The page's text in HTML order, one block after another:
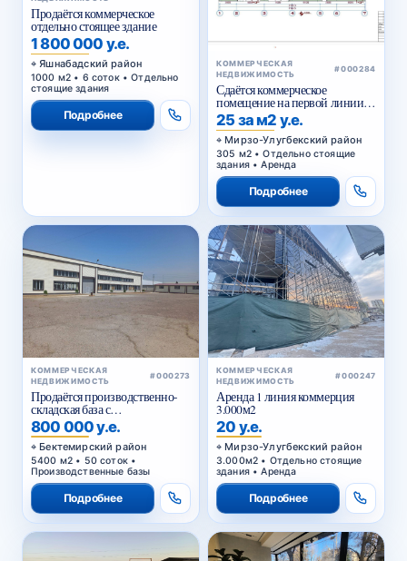
Продаётся коммерческое
отдельно стоящее здание
1 800 000 у.е.
Яшнабадский район
1000 м2 • 6 соток • Отдельно
стоящие здания
Подробнее
КОММЕРЧЕСКАЯ
НЕДВИЖИМОСТЬ
#000284
Сдаётся коммерческое
помещение на первой линии
Сайрам
25 за м2 у.е.
Мирзо-Улугбекский район
305 м2 • Отдельно стоящие
здания • Аренда
Подробнее
КОММЕРЧЕСКАЯ
НЕДВИЖИМОСТЬ
#000273
Продаётся производственно-
складская база с
приватизированным
земельным участком в
Бектемирском районе
Ташкента
800 000 у.е.
Бектемирский район
5400 м2 • 50 соток •
Производственные базы
Подробнее
КОММЕРЧЕСКАЯ
НЕДВИЖИМОСТЬ
#000247
Аренда 1 линия коммерция
3.000м2
20 у.е.
Мирзо-Улугбекский район
3.000м2 • Отдельно стоящие
здания • Аренда
Подробнее